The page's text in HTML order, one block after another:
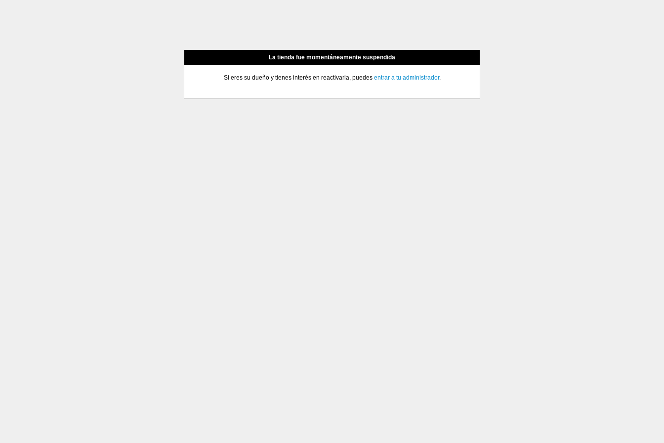
La tienda fue momentáneamente suspendida
Si eres su dueño y tienes interés en reactivarla, puedes entrar a tu administrador.